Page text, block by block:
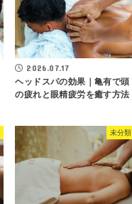
2026.07.17
ヘッドスパの効果｜亀有で頭
の疲れと眼精疲労を癒す方法
未分類